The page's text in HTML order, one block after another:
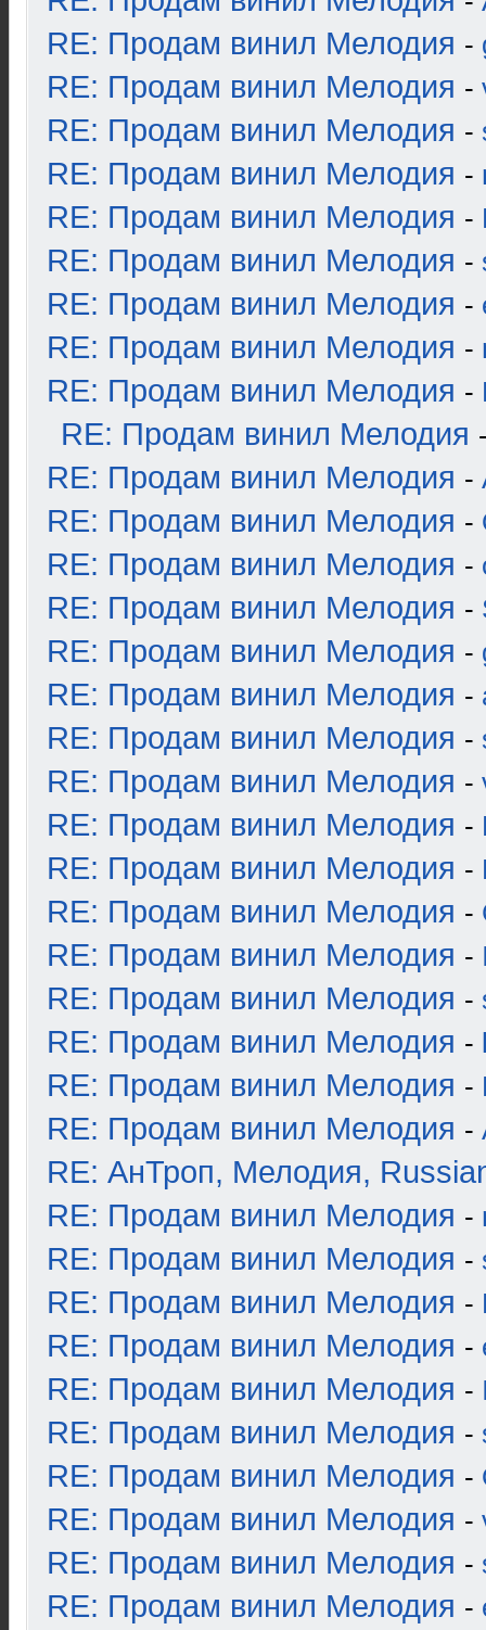
RE: Продам винил Мелодия -
RE: Продам винил Мелодия -
RE: Продам винил Мелодия -
RE: Продам винил Мелодия -
RE: Продам винил Мелодия -
RE: Продам винил Мелодия -
RE: Продам винил Мелодия -
RE: Продам винил Мелодия -
RE: Продам винил Мелодия -
RE: Продам винил Мелодия
RE: Продам винил Мелодия -
RE: Продам винил Мелодия -
RE: Продам винил Мелодия -
RE: Продам винил Мелодия -
RE: Продам винил Мелодия -
RE: Продам винил Мелодия -
RE: Продам винил Мелодия -
RE: Продам винил Мелодия -
RE: Продам винил Мелодия -
RE: Продам винил Мелодия -
RE: Продам винил Мелодия -
RE: Продам винил Мелодия -
RE: Продам винил Мелодия -
RE: Продам винил Мелодия -
RE: Продам винил Мелодия -
RE: Продам винил Мелодия -
RE: АнТроп, Мелодия,
RE: Продам винил Мелодия -
RE: Продам винил Мелодия -
RE: Продам винил Мелодия -
RE: Продам винил Мелодия -
RE: Продам винил Мелодия -
RE: Продам винил Мелодия -
RE: Продам винил Мелодия -
RE: Продам винил Мелодия -
RE: Продам винил Мелодия -
RE: Продам винил Мелодия -